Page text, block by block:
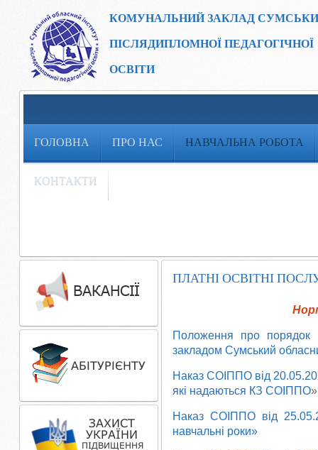
КОМУНАЛЬНИЙ ЗАКЛАД
ПІСЛЯДИПЛОМНОЇ ПЕДАГОГІЧНОЇ
ОСВІТИ
ГОЛОВНА ПРО НАС НАВЧАЛЬНА РОБОТА
КОНТАКТИ
ПЛАТНІ ОСВІТНІ
Положення про порядок
закладом Сумський
Наказ СОІППО від
які надаються КЗ СОІППО»
Наказ СОІППО від
навчальні роки»